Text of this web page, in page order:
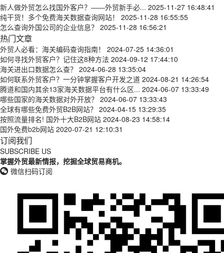
新人做外贸怎么找国外客户？——外贸新手必... 2025-11-27 16:48:41
纯干货！多个免费海关数据查询网站！
2025-11-28 16:55:55
怎么查询外国公司的企业信息？ 2025-11-28 16:56:21
热门文章
外贸人必看：海关编码查询指南！
2024-07-25 14:36:01
如何寻找外贸客户？记住这8种方法 2024-09-12 17:44:10
海关进出口数据怎么查？ 2024-06-28 13:35:04
如何联系外贸客户？一分钟掌握客户开发之道 2024-08-21 14:26:54
腾道和国内其余13家海关数据平台有什么区... 2024-06-07 13:33:49
哪些国家的海关数据对外开放？ 2024-06-07 13:33:43
全球有哪些免费外贸B2B网站？ 2024-04-15 13:29:35
按照流量排名! 国外十大B2B网站 2024-08-23 14:58:14
国外免费b2b网站 2020-07-21 12:10:31
订阅我们
SUBSCRIBE US
掌握外贸最新情报，挖掘全球贸易商机。
微信扫码订阅